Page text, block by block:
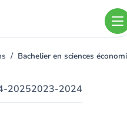
Bachelier en sciences
20252023-2024